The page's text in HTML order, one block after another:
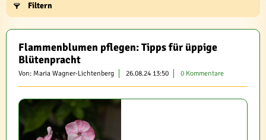
Filtern
Flammenblumen pflegen: Tipps für üppige
Blütenpracht
Von: Maria Wagner-Lichtenberg 26.08.24 13:50 0 Kommentare